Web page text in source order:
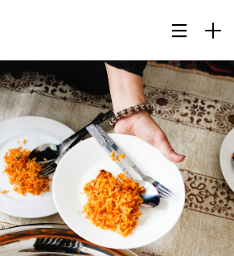
SURAH AL-ANAM 6 AYAT
66-69: KUNNEN MOSLIMS
DE BIJEENKOMSTEN VAN
ONGELOVIGEN BIJWONEN?
BIOGRAFIE VAN IBN ‘ABIDIN